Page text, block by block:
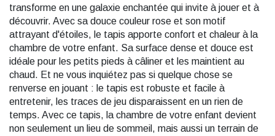
transforme en une galaxie enchantée qui invite à jouer et à
découvrir. Avec sa douce couleur rose et son motif
attrayant d'étoiles, le tapis apporte confort et chaleur à la
chambre de votre enfant. Sa surface dense et douce est
idéale pour les petits pieds à câliner et les maintient au
chaud. Et ne vous inquiétez pas si quelque chose se
renverse en jouant : le tapis est robuste et facile à
entretenir, les traces de jeu disparaissent en un rien de
temps. Avec ce tapis, la chambre de votre enfant devient
non seulement un lieu de sommeil, mais aussi un terrain de